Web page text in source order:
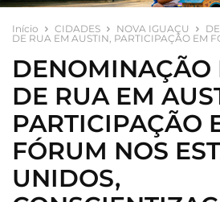
Início CIDADES NOVA IGUAÇU
DE RUA EM AUSTIN, PARTICIPAÇÃO EM
DENOMINAÇÃO
DE RUA EM
PARTICIPAÇÃO
FÓRUM NOS
UNIDOS,